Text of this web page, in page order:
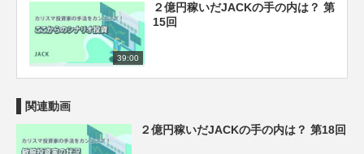
39:00
２億円稼いだJACKの手の内は？ 第
15回
関連動画
２億円稼いだJACKの手の内は？ 第18回